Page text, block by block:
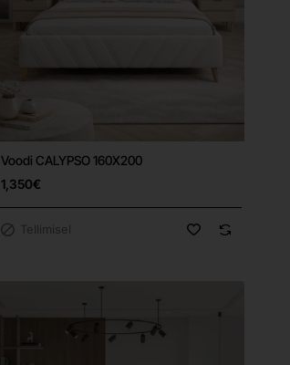
Voodi CALYPSO 160X200
1,350€
Tellimisel